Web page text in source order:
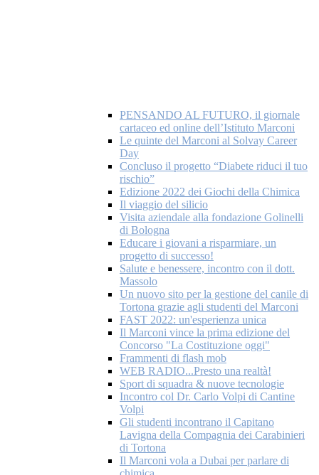
PENSANDO AL FUTURO, il giornale
cartaceo ed online dell’Istituto Marconi
Le quinte del Marconi al Solvay Career
Day
Concluso il progetto “Diabete riduci il tuo
rischio”
Edizione 2022 dei Giochi della Chimica
Il viaggio del silicio
Visita aziendale alla fondazione Golinelli
di Bologna
Educare i giovani a risparmiare, un
progetto di successo!
Salute e benessere, incontro con il dott.
Massolo
Un nuovo sito per la gestione del canile di
Tortona grazie agli studenti del Marconi
FAST 2022: un'esperienza unica
Il Marconi vince la prima edizione del
Concorso "La Costituzione oggi"
Frammenti di flash mob
WEB RADIO...Presto una realtà!
Sport di squadra & nuove tecnologie
Incontro col Dr. Carlo Volpi di Cantine
Volpi
Gli studenti incontrano il Capitano
Lavigna della Compagnia dei Carabinieri
di Tortona
Il Marconi vola a Dubai per parlare di